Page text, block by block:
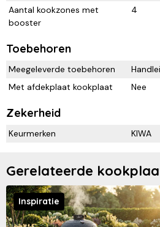
Aantal kookzones met
booster
4
Toebehoren
Meegeleverde toebehoren
Met afdekplaat kookplaat
Nee
Zekerheid
Keurmerken KIWA
Gerelateerde
Inspiratie